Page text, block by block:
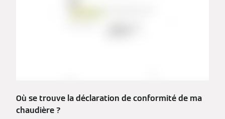
Où se trouve la déclaration de conformité de ma
chaudière ?